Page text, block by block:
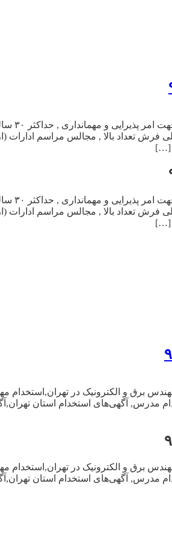
برق و الکترونیک در
مدرس, آگهی‌های استخدام استان
برق و الکترونیک در
مدرس, آگهی‌های استخدام استان